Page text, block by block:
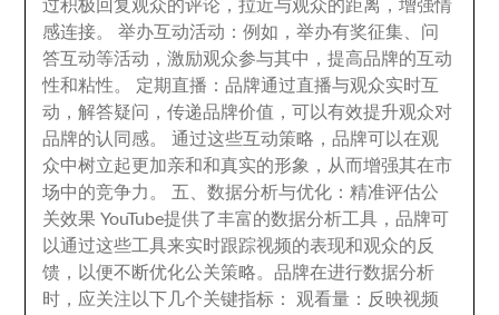
过积极回复观众的评论 ，拉近与观众的距离 ，增强情
感连接。举办互动活动 ：例如 ，举办有奖征集
问
答互动等活动 ，激励观众参与其中 ，提高品牌的互动
性和粘性。 定期直播 ：品牌通过直播与观众实时互
动 ，解答疑问 ，传递品牌价值 ， 可以有效提升观众对
品牌的认同感。通过这些互动策略 ，品牌可以在观
众中树立起更加亲和和真实的形象 ， 从而增强其在市
场中的竞争力 。 五 、数据分析与优化 ：精准评估公
关效果 YouTube提供了丰富的数据分析工具 ，品牌可
以通过这些工具来实时跟踪视频的表现和观众的反
馈 ， 以便不断优化公关策略。品牌在进行数据分析
时 ， 应关注以下几个关键指标 ： 观看量 ： 反映视频